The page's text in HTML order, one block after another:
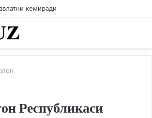
кемиради
Республикаси